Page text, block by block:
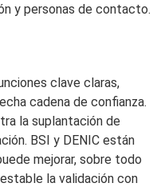
y personas de contacto.
clave claras,
cadena de confianza.
la suplantación de
BSI y DENIC están
mejorar, sobre todo
la validación con